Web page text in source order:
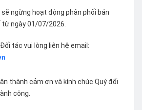
ngừng hoạt động phân phối bán
từ ngày 01/07/2026.
tác vui lòng liên hệ email:
thành cảm ơn và kính chúc Quý đối
công.